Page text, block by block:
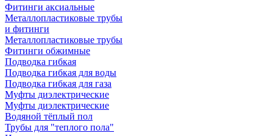
Фитинги аксиальные
Металлопластиковые трубы
и фитинги
Металлопластиковые трубы
Фитинги обжимные
Подводка гибкая
Подводка гибкая для воды
Подводка гибкая для газа
Муфты диэлектрические
Муфты диэлектрические
Водяной тёплый пол
Трубы для "теплого пола"